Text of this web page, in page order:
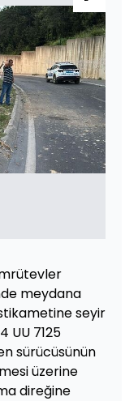
meydana
seyir
UU 7125
sürücüsünün
üzerine
direğine